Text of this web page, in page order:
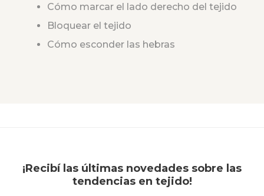
Cómo marcar el lado derecho del tejido
Bloquear el tejido
Cómo esconder las hebras
¡Recibí las últimas novedades sobre las
tendencias en tejido!